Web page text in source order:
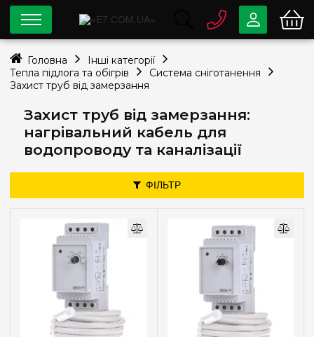
Захист труб від замерзання:
нагрівальний кабель для
водопроводу та каналізації
ФІЛЬТР
—
Механічні(3)
0 800
info@e7.com.ua
044
Viber Telegram
Головна
Інші категорії
Тепла підлога та обігрів
Система сніготанення
Захист труб від замерзання